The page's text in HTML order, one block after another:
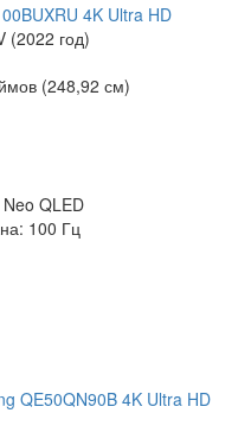
4K Ultra HD
(2022 год)
(248,92 см)
Neo QLED
100 Гц